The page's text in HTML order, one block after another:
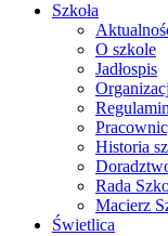
Szkoła
O szkole
Jadłospis
Historia
Rada
Macierz
Świetlica